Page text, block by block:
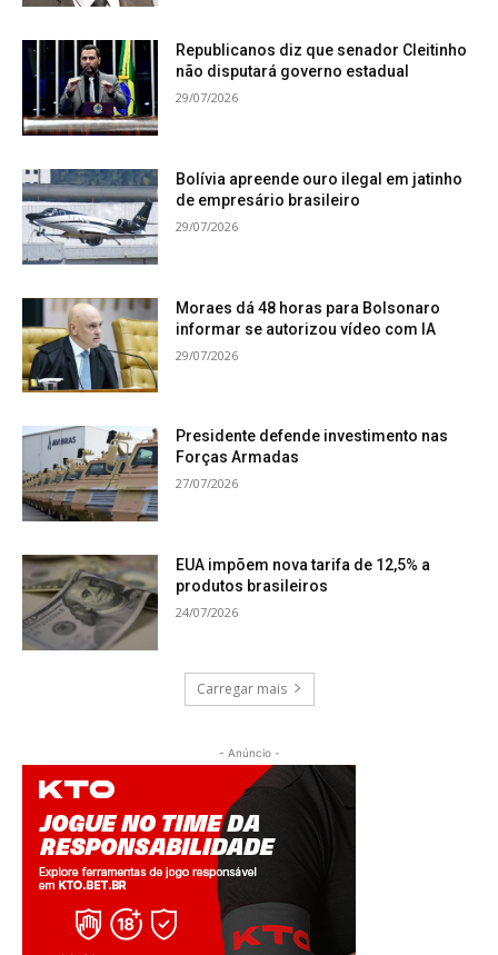
Republicanos diz que senador Cleitinho
não disputará governo estadual
29/07/2026
Bolívia apreende ouro ilegal em jatinho
de empresário brasileiro
29/07/2026
Moraes dá 48 horas para Bolsonaro
informar se autorizou vídeo com IA
29/07/2026
Presidente defende investimento nas
Forças Armadas
27/07/2026
EUA impõem nova tarifa de 12,5% a
produtos brasileiros
24/07/2026
Carregar mais
- Anúncio -